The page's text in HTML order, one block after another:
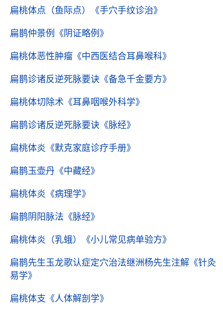
扁桃体点（鱼际点） 《手穴手纹诊治》
扁鹊仲景例 《阴证略例》
扁桃体恶性肿瘤 《中西医结合耳鼻喉科》
扁鹊诊诸反逆死脉要诀 《备急千金要方》
扁桃体切除术 《耳鼻咽喉外科学》
扁鹊诊诸反逆死脉要诀 《脉经》
扁桃体炎 《默克家庭诊疗手册》
扁鹊玉壶丹 《中藏经》
扁桃体炎 《病理学》
扁鹊阴阳脉法 《脉经》
扁桃体炎（乳蛾） 《小儿常见病单验方》
扁鹊先生玉龙歌认症定穴治法继洲杨先生注解 《针灸
易学》
扁桃体支 《人体解剖学》